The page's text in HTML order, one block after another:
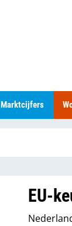
Marktcijfers
EU-